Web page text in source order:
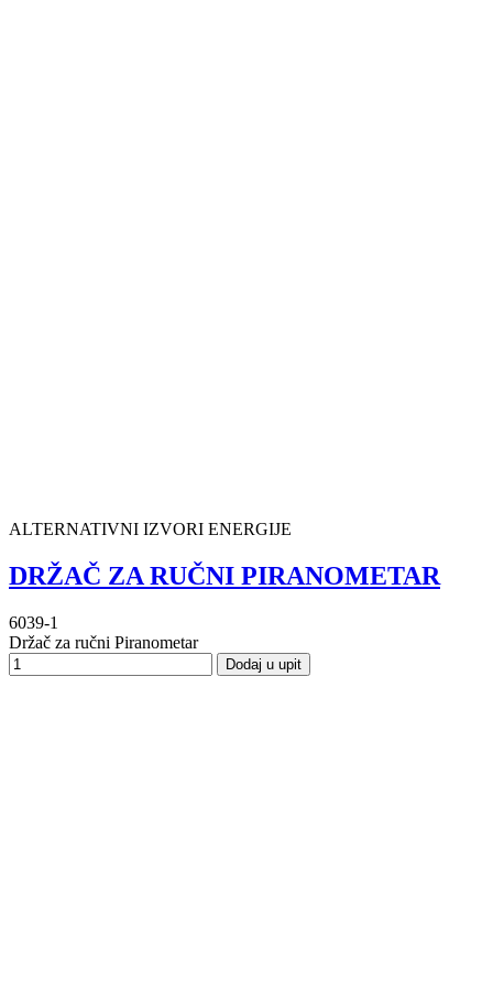
ALTERNATIVNI IZVORI ENERGIJE
DRŽAČ ZA RUČNI PIRANOMETAR
6039-1
Držač za ručni Piranometar
Dodaj u upit